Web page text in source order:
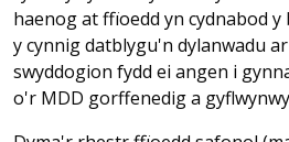
haenog at ffïoedd yn cydnabod y
y cynnig datblygu'n dylanwadu
swyddogion fydd ei angen i
o'r MDD gorffenedig a